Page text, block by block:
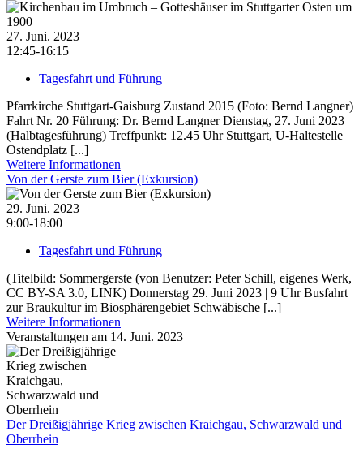
27. Juni. 2023
12:45-16:15
Tagesfahrt und Führung
Pfarrkirche Stuttgart-Gaisburg Zustand 2015 (Foto: Bernd Langner)
Fahrt Nr. 20 Führung: Dr. Bernd Langner Dienstag, 27. Juni 2023
(Halbtagesführung) Treffpunkt: 12.45 Uhr Stuttgart, U-Haltestelle
Ostendplatz [...]
Weitere Informationen
Von der Gerste zum Bier (Exkursion)
29. Juni. 2023
9:00-18:00
Tagesfahrt und Führung
(Titelbild: Sommergerste (von Benutzer: Peter Schill, eigenes Werk,
CC BY-SA 3.0, LINK) Donnerstag 29. Juni 2023 | 9 Uhr Busfahrt
zur Braukultur im Biosphärengebiet Schwäbische [...]
Weitere Informationen
Veranstaltungen am 14. Juni. 2023
Der Dreißigjährige Krieg zwischen Kraichgau, Schwarzwald und
Oberrhein